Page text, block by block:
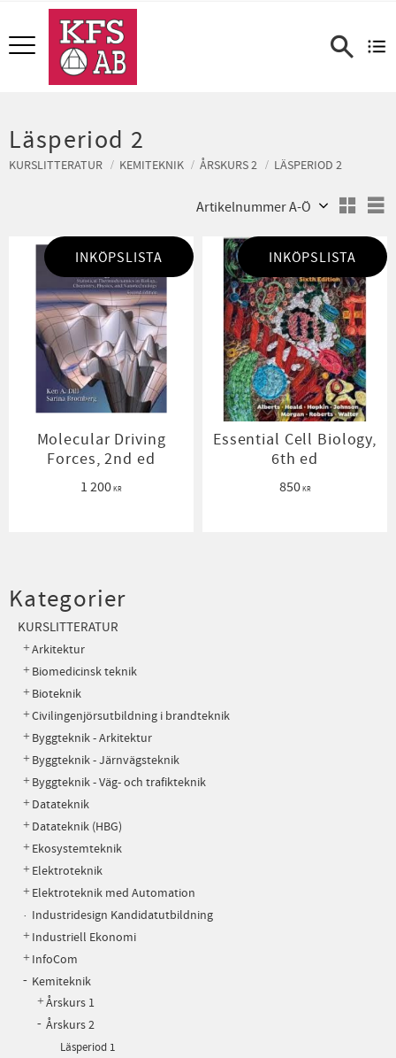
Meny
Läsperiod 2
KURSLITTERATUR KEMITEKNIK ÅRSKURS 2 LÄSPERIOD 2
Molecular Driving
Forces, 2nd ed
1 200KR
INKÖPSLISTA
Essential Cell Biology,
6th ed
850KR
INKÖPSLISTA
Kategorier
KURSLITTERATUR
Arkitektur
Biomedicinsk teknik
Bioteknik
Civilingenjörsutbildning i brandteknik
Byggteknik - Arkitektur
Byggteknik - Järnvägsteknik
Byggteknik - Väg- och trafikteknik
Datateknik
Datateknik (HBG)
Ekosystemteknik
Elektroteknik
Elektroteknik med Automation
Industridesign Kandidatutbildning
Industriell Ekonomi
InfoCom
Kemiteknik
Årskurs 1
Årskurs 2
Läsperiod 1